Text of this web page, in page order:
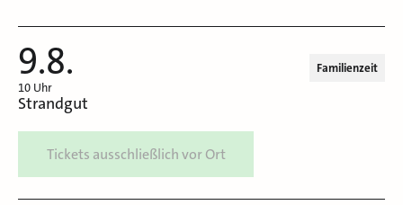
9.8.
10 Uhr
Familienzeit
Strandgut
Tickets ausschließlich vor Ort